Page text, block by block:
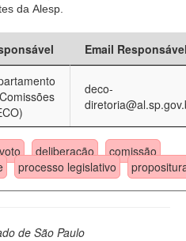
da Alesp.
Email
deco-
voto deliberação
comissão
processo legislativo
de São Paulo